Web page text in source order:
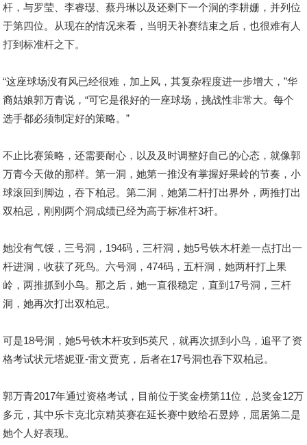
杆，与罗莹、李睿璱、蔡丹琳以及还剩下一个洞的李耕姗，并列位
于第四位。从现在的情况来看，当明天补赛结束之后，也很难有人
打到标准杆之下。
“这座球场没有风已经很难，加上风，其复杂程度进一步增大，”华
裔姑娘郭万青说，“可它是很好的一座球场，挑战性非常大。每个
选手都必须制定好的策略。”
不止比赛策略，还需要耐心，以及及时调整好自己的心态，就像郭
万青今天做的那样。第一洞，她第一推没有掌握好果岭的节奏，小
球滚回到脚边，吞下柏忌。第二洞，她第二杆打出界外，两推打出
双柏忌，刚刚两个洞成绩已经为高于标准杆3杆。
她没有气馁，三号洞，194码，三杆洞，她5号铁木杆差一点打出一
杆进洞，收获了死鸟。六号洞，474码，五杆洞，她两杆打上果
岭，两推抓到小鸟。那之后，她一直很稳定，直到17号洞，三杆
洞，她再次打出双柏忌。
可是18号洞，她5号铁木杆攻到5英尺，就再次抓到小鸟，追平了资
格考试状元塔妮亚-雷文贾克，后者在17号洞也吞下双柏忌。
郭万青2017年通过资格考试，目前位于奖金榜第11位，总奖金12万
多元，其中乐卡克北京精英赛在延长赛中败给石昱婷，屈居第二是
她个人好表现。